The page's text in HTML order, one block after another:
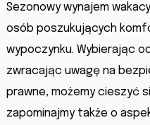
Sezonowy wynajem
osób poszukujących
wypoczynku. Wybierając
zwracając uwagę na
prawne, możemy cieszyć
zapominajmy także o